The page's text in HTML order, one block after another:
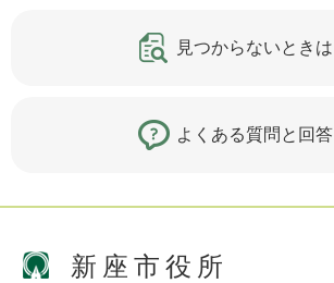
見つからないときは
よくある質問と回答
新座市役所